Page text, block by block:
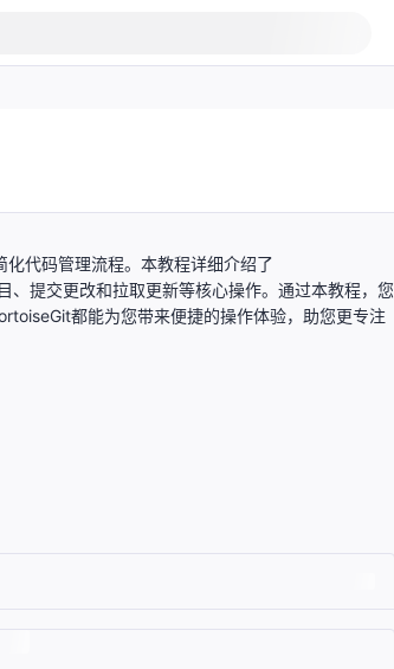
代码管理流程。本教程详细介绍了
提交更改和拉取更新等核心操作。通过本教程，您
都能为您带来便捷的操作体验，助您更专注